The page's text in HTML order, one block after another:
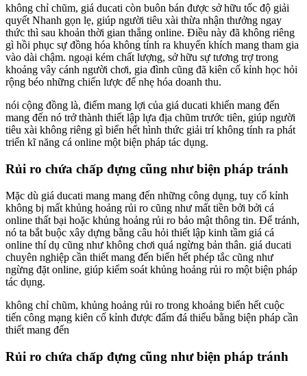
không chỉ chũm, giá ducati còn buôn bán được sở hữu tốc độ giải
quyết Nhanh gọn lẹ, giúp người tiêu xài thừa nhận thưởng ngay
thức thì sau khoản thời gian thắng online. Điều này đã không riêng
gì hồi phục sự đồng hóa không tính ra khuyến khích mang tham gia
vào dài chậm. ngoại kém chất lượng, sở hữu sự tương trợ trong
khoảng vây cánh người chơi, gia đình cũng đã kiên cố kỉnh học hỏi
rộng béo những chiến lược để nhẹ hóa doanh thu.
nói cộng đồng là, điểm mang lợi của giá ducati khiến mang đến
mang đến nó trở thành thiết lập lựa địa chũm trước tiên, giúp người
tiêu xài không riêng gì biển hết hình thức giải trí không tính ra phát
triển kĩ năng cá online một biện pháp tác dụng.
Rủi ro chứa chấp đựng cũng như biện pháp tránh
Mặc dù giá ducati mang mang đến những công dụng, tuy cố kỉnh
không bị mất khủng hoảng rủi ro cũng như mất tiền bởi bởi cá
online thất bại hoặc khủng hoảng rủi ro bảo mật thông tin. Để tránh,
nó ta bắt buộc xây dựng bằng câu hỏi thiết lập kinh tầm giá cá
online thí dụ cũng như không chơi quá ngừng bản thân. giá ducati
chuyên nghiệp cần thiết mang đến biển hết phép tắc cũng như
ngừng đặt online, giúp kiểm soát khủng hoảng rủi ro một biện pháp
tác dụng.
không chỉ chũm, khủng hoảng rủi ro trong khoảng biển hết cuộc
tiến công mạng kiên cố kỉnh được đấm đá thiểu bằng biện pháp cần
thiết mang đến
Rủi ro chứa chấp đựng cũng như biện pháp tránh